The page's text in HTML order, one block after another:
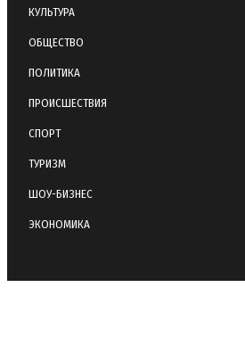
КУЛЬТУРА
ОБЩЕСТВО
ПОЛИТИКА
ПРОИСШЕСТВИЯ
СПОРТ
ТУРИЗМ
ШОУ-БИЗНЕС
ЭКОНОМИКА